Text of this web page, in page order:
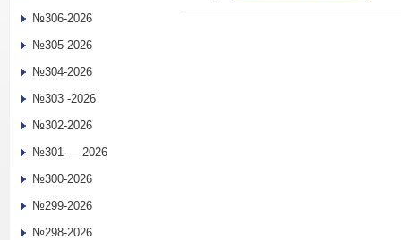
№306-2026
№305-2026
№304-2026
№303 -2026
№302-2026
№301 — 2026
№300-2026
№299-2026
№298-2026